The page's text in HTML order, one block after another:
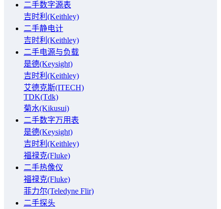
二手数字源表
吉时利(Keithley)
二手静电计
吉时利(Keithley)
二手电源与负载
是德(Keysight)
吉时利(Keithley)
艾德克斯(ITECH)
TDK(Tdk)
菊水(Kikusui)
二手数字万用表
是德(Keysight)
吉时利(Keithley)
福禄克(Fluke)
二手热像仪
福禄克(Fluke)
菲力尔(Teledyne Flir)
二手探头